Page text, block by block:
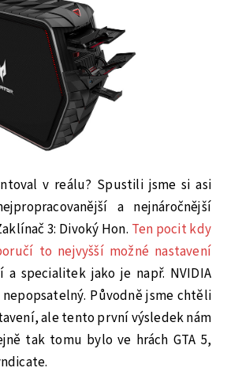
v reálu? Spustili jsme si asi
a nejnáročnější
3: Divoký Hon. Ten pocit kdy
to nejvyšší možné nastavení
a specialitek jako je např. NVIDIA
Původně jsme chtěli
ale tento první výsledek nám
tak tomu bylo ve hrách GTA 5,